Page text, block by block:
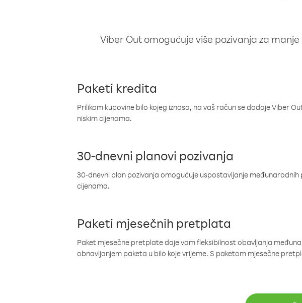
Viber Out omogućuje više pozivanja za
Paketi kredita
Prilikom kupovine bilo kojeg iznosa, na vaš račun se dodaje Viber
niskim cijenama.
30-dnevni planovi pozivanja
30-dnevni plan pozivanja omogućuje uspostavljanje
cijenama.
Paketi mjesečnih pretplata
Paket mjesečne pretplate daje vam fleksibilnost obavljanja
obnavljanjem paketa u bilo koje vrijeme. S paketom mjesečne